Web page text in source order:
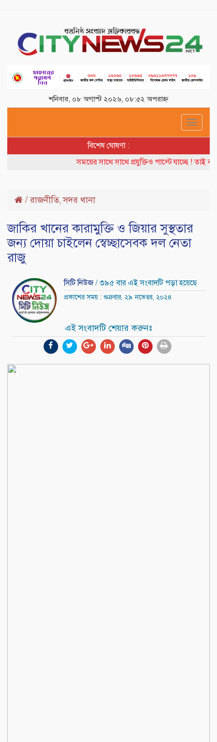
শনিবার, ০৮ অগাস্ট ২০২৬, ০৮:৫২ অপরাহ্ন
Toggle
বিশেষ ঘোষণা :
সময়ের সাথে সাথে প্রযুক্তিও পাল্টে যাচ্ছে ! তাই
/রাজনীতি,সদর থানা
জাকির খানের কারামুক্তি ও জিয়ার সুস্থতার
জন্য দোয়া চাইলেন স্বেচ্ছাসেবক দল নেতা
রাজু
সিটি নিউজ / ৩৯৫ বার এই সংবাদটি পড়া হয়েছে
প্রকাশের সময় : শুক্রবার, ২৯ নভেম্বর, ২০২৪
এই সংবাদটি শেয়ার করুনঃ